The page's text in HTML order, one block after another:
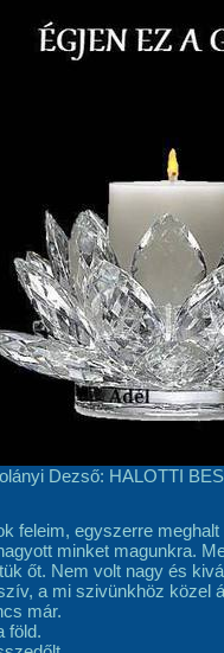
Dezső: HALOTTI
feleim, egyszerre meghalt
minket magunkra.
őt. Nem volt nagy és
a mi szivünkhöz közel
már.
föld.